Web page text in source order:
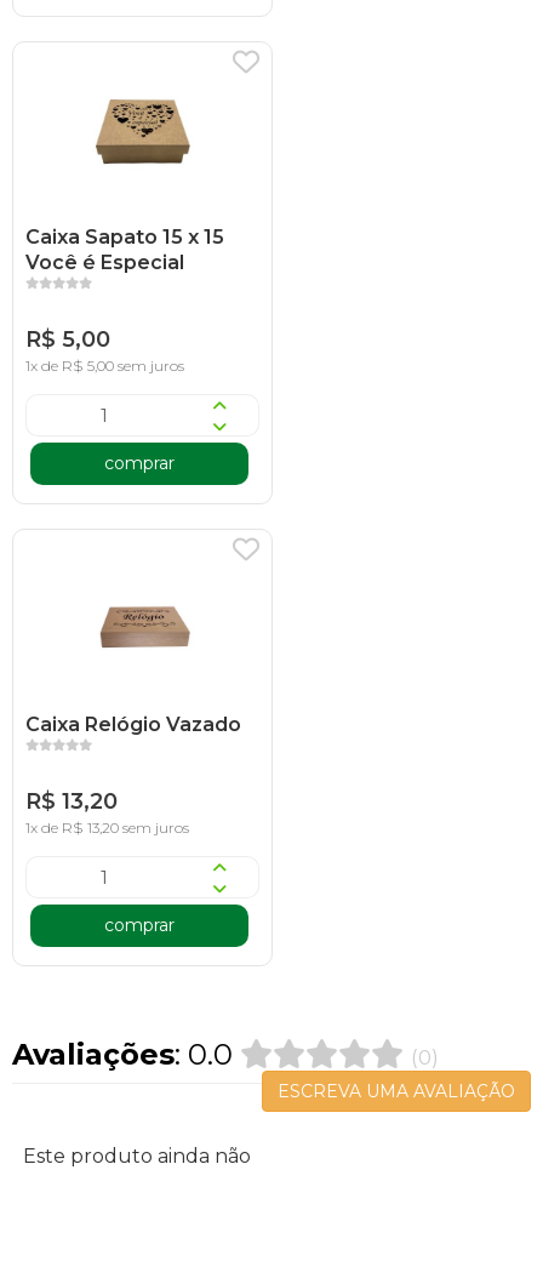
Caixa Sapato 15 x 15
Você é Especial
R$ 5,00
1x de R$ 5,00 sem juros
comprar
Caixa Relógio Vazado
R$ 13,20
1x de R$ 13,20 sem juros
comprar
Avaliações: 0.0 (0)
ESCREVA UMA AVALIAÇÃO
Este produto ainda não